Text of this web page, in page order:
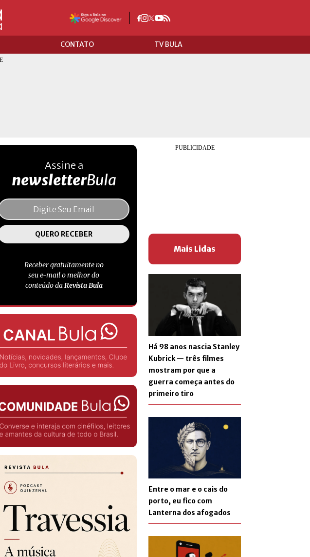
CONTATO TV BULA
Assine a
newsletterBula
Receber gratuitamente no
seu e-mail o melhor do
conteúdo daRevista Bula
Mais Lidas
Há 98 anos nascia Stanley
Kubrick — três filmes
mostram por que a
guerra começa antes do
primeiro tiro
Entre o mar e o cais do
porto, eu fico com
Lanterna dos afogados